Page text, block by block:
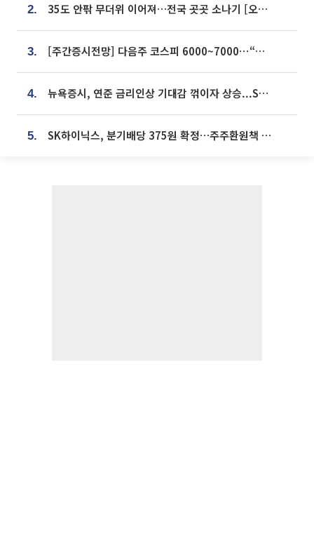
2. 35도 안팎 무더위 이어져…전국 곳곳 소나기 [오늘 날씨]
3. [주간증시전망] 다음주 코스피 6000~7000⋯“外人 수급은 정책이 변수”
4. 뉴욕증시, 연준 금리인상 기대감 꺾이자 상승...S&P500 사상 최고치 [종합]
5. SK하이닉스, 분기배당 375원 확정…주주환원책 9월로 앞당겨 발표